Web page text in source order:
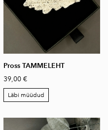
Pross TAMMELEHT
39,00 €
Läbi müüdud